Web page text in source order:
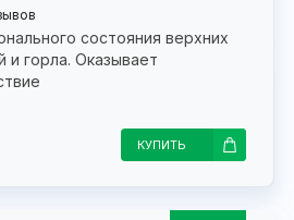
состояния верхних
и горла. Оказывает
КУПИТЬ